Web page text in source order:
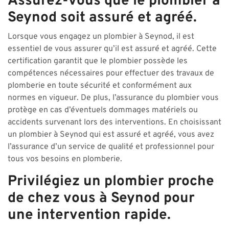
Seynod soit assuré et agréé.
Lorsque vous engagez un plombier à Seynod, il est
essentiel de vous assurer qu’il est assuré et agréé. Cette
certification garantit que le plombier possède les
compétences nécessaires pour effectuer des travaux de
plomberie en toute sécurité et conformément aux
normes en vigueur. De plus, l’assurance du plombier vous
protège en cas d’éventuels dommages matériels ou
accidents survenant lors des interventions. En choisissant
un plombier à Seynod qui est assuré et agréé, vous avez
l’assurance d’un service de qualité et professionnel pour
tous vos besoins en plomberie.
Privilégiez un plombier proche
de chez vous à Seynod pour
une intervention rapide.